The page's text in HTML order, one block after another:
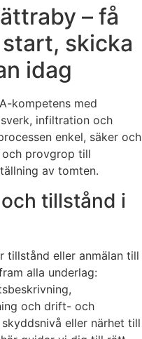
– få
skicka
idag
kompetens med
infiltration och
enkel, säker och
provgrop till
av tomten.
tillstånd i
tillstånd eller anmälan till
alla underlag:
och drift- och
eller närhet till